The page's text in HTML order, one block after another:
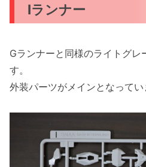
Iランナー
Gランナーと同様のライトグレ
す。
外装パーツがメインとなってい